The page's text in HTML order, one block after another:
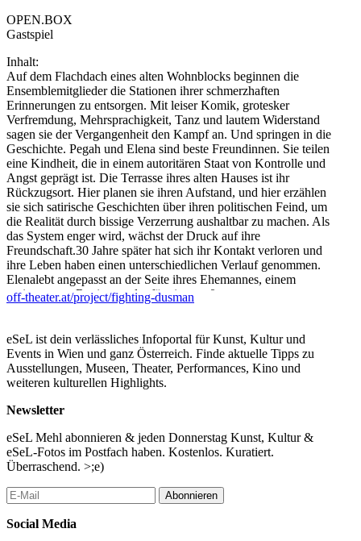
OPEN.BOX
Gastspiel
Inhalt:
Auf dem Flachdach eines alten Wohnblocks beginnen die
Ensemblemitglieder die Stationen ihrer schmerzhaften
Erinnerungen zu entsorgen. Mit leiser Komik, grotesker
Verfremdung, Mehrsprachigkeit, Tanz und lautem Widerstand
sagen sie der Vergangenheit den Kampf an. Und springen in die
Geschichte. Pegah und Elena sind beste Freundinnen. Sie teilen
eine Kindheit, die in einem autoritären Staat von Kontrolle und
Angst geprägt ist. Die Terrasse ihres alten Hauses ist ihr
Rückzugsort. Hier planen sie ihren Aufstand, und hier erzählen
sie sich satirische Geschichten über ihren politischen Feind, um
die Realität durch bissige Verzerrung aushaltbar zu machen. Als
das System enger wird, wächst der Druck auf ihre
Freundschaft.30 Jahre später hat sich ihr Kontakt verloren und
ihre Leben haben einen unterschiedlichen Verlauf genommen.
Elenalebt angepasst an der Seite ihres Ehemannes, einem
regimetreuen Regisseur, der für eine große
Propagandaveranstaltung ein Stück inszeniert. Ihre Vergangenheit
nicht aufgegeben. Fighting Dušman ist eine Geschichte über
Freundschaft und Mut, über Wut und Loyalität und über den
Kampf gegeneinen scheinbar unbesiegbaren Feind.Die
Spieler*innen der 25. Produktion des Theaterensembles Die
Wurzeln in Bulgarien, Belgien, Armenien, Afghanistan, Kroatien,
Mitwirkende: Armen Abisoghomyan, Rabia Alizada, Sabrina
Bee, Bojana Djogovic, Garegin Gamazyan, Sofie Leplae,Yasmin
Leitung und Regie: Dagmar Ransmayr
off-theater.at/project/fighting-dusman
eSeL ist dein verlässliches Infoportal für Kunst, Kultur und
Events in Wien und ganz Österreich. Finde aktuelle Tipps zu
Ausstellungen, Museen, Theater, Performances, Kino und
weiteren kulturellen Highlights.
Newsletter
eSeL Mehl abonnieren & jeden Donnerstag Kunst, Kultur &
eSeL-Fotos im Postfach haben. Kostenlos. Kuratiert.
Überraschend. >;e)
Abonnieren
Social Media